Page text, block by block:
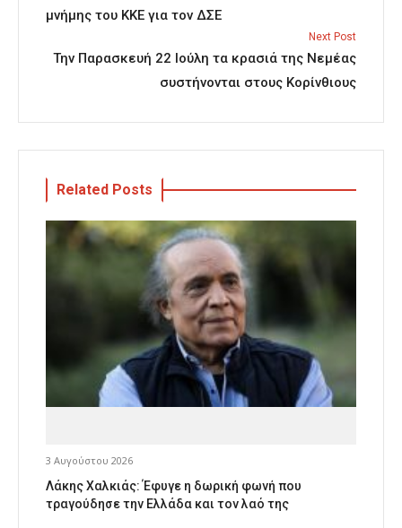
μνήμης του ΚΚΕ για τον ΔΣΕ
Next Post
Την Παρασκευή 22 Ιούλη τα κρασιά της Νεμέας
συστήνονται στους Κορίνθιους
Related Posts
3 Αυγούστου 2026
Λάκης Χαλκιάς: Έφυγε η δωρική φωνή που
τραγούδησε την Ελλάδα και τον λαό της